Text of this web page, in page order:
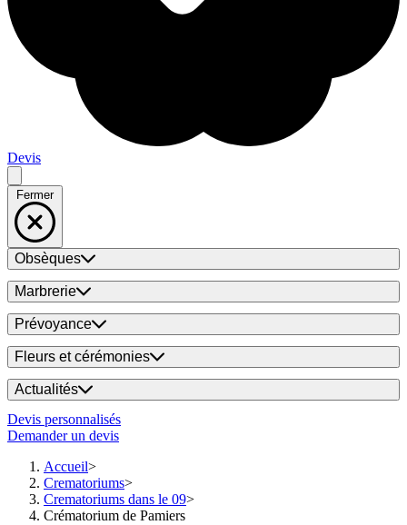
Devis
Fermer
Obsèques
Marbrerie
Prévoyance
Fleurs et cérémonies
Actualités
Devis personnalisés
Demander un devis
Accueil
Crematoriums
Crematoriums dans le 09
Crématorium de Pamiers